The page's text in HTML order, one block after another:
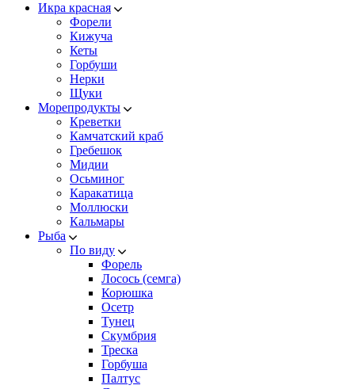
Икра красная
Форели
Кижуча
Кеты
Горбуши
Нерки
Щуки
Морепродукты
Креветки
Камчатский краб
Гребешок
Мидии
Осьминог
Каракатица
Моллюски
Кальмары
Рыба
По виду
Форель
Лосось (семга)
Корюшка
Осетр
Тунец
Скумбрия
Треска
Горбуша
Палтус